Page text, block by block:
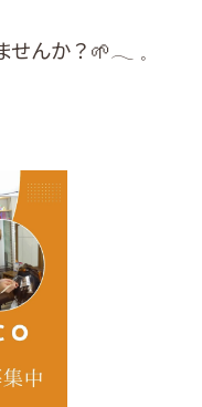
せんか？🌱𓂃 𓈒